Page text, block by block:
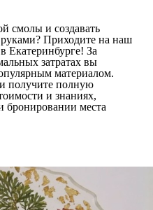
смолы и создавать
Приходите на наш
Екатеринбурге! За
затратах вы
материалом.
получите полную
и знаниях,
бронировании места